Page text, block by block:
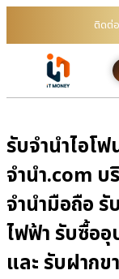
ติดต่อ
รับจำนำไอโ
จํานํา.com บ
จำนำมือถือ รั
ไฟฟ้า รับซื้อ
และ รับฝาก